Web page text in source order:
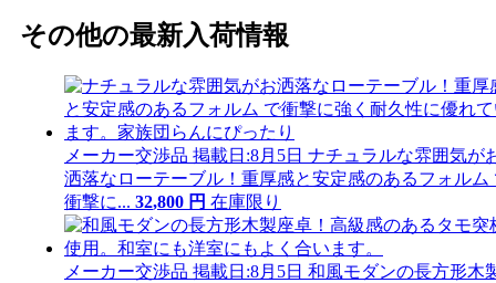
その他の最新入荷情報
メーカー交渉品 掲載日:8月5日 ナチュラルな雰囲気が
洒落なローテーブル！重厚感と安定感のあるフォルム
衝撃に... 32,800 円 在庫限り
メーカー交渉品 掲載日:8月5日 和風モダンの長方形木